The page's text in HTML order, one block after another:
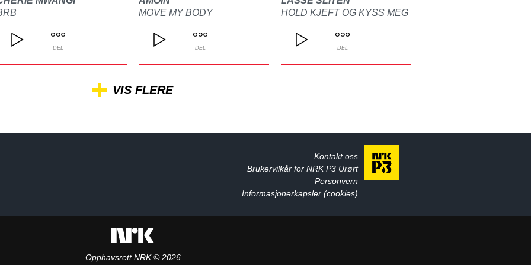
DEL
MOVE MY BODY
DEL
HOLD KJEFT OG KYSS MEG
DEL
VIS FLERE
Kontakt oss
Brukervilkår for NRK P3 Urørt
Personvern
Informasjonerkapsler (cookies)
Opphavsrett NRK © 2026